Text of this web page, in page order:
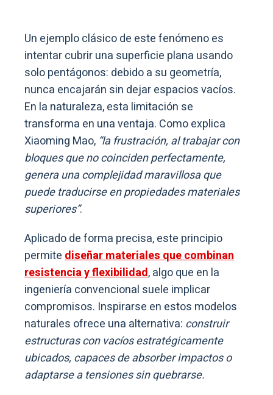
Un ejemplo clásico de este fenómeno es
intentar cubrir una superficie plana usando
solo pentágonos: debido a su geometría,
nunca encajarán sin dejar espacios vacíos.
En la naturaleza, esta limitación se
transforma en una ventaja. Como explica
Xiaoming Mao, “la frustración, al trabajar con
bloques que no coinciden perfectamente,
genera una complejidad maravillosa que
puede traducirse en propiedades materiales
superiores”.
Aplicado de forma precisa, este principio
permitediseñar materiales que combinan
resistencia y flexibilidad, algo que en la
ingeniería convencional suele implicar
compromisos. Inspirarse en estos modelos
naturales ofrece una alternativa: construir
estructuras con vacíos estratégicamente
ubicados, capaces de absorber impactos o
adaptarse a tensiones sin quebrarse.